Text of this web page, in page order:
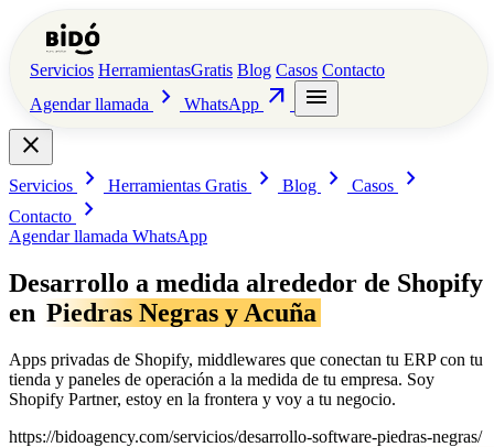
Servicios HerramientasGratis Blog Casos Contacto
Agendar llamada
chevron_right WhatsApp arrow_outward
menu
close
Servicios chevron_right Herramientas Gratis chevron_right Blog chevron_right Casos chevron_right
Contacto chevron_right
Agendar llamada WhatsApp
Desarrollo a medida alrededor de Shopify
en Piedras Negras y Acuña
Apps privadas de Shopify, middlewares que conectan tu ERP con tu
tienda y paneles de operación a la medida de tu empresa. Soy
Shopify Partner, estoy en la frontera y voy a tu negocio.
https://bidoagency.com/servicios/desarrollo-software-piedras-negras/